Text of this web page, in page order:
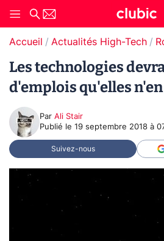
Accueil Actualités High-Tech
Les technologies
d'emplois qu'elles
Par Ali Stair
Publié le 19 septembre 2018 à
Suivez-nous